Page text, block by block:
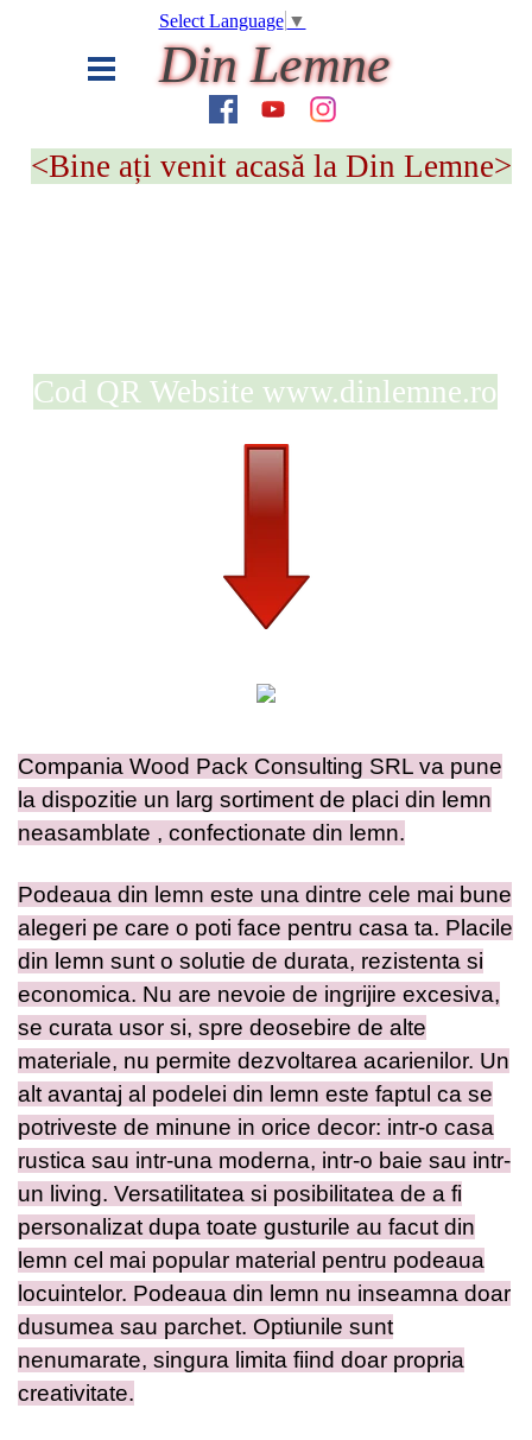
Din Lemne
Select Language ▼
<Bine ați venit acasă la Din Lemne>
Cod QR Website www.dinlemne.ro
Compania Wood Pack Consulting SRL va pune
la dispozitie un larg sortiment de placi din lemn
neasamblate , confectionate din lemn.
Podeaua din lemn este una dintre cele mai bune
alegeri pe care o poti face pentru casa ta. Placile
din lemn sunt o solutie de durata, rezistenta si
economica. Nu are nevoie de ingrijire excesiva,
se curata usor si, spre deosebire de alte
materiale, nu permite dezvoltarea acarienilor. Un
alt avantaj al podelei din lemn este faptul ca se
potriveste de minune in orice decor: intr-o casa
rustica sau intr-una moderna, intr-o baie sau intr-
un living. Versatilitatea si posibilitatea de a fi
personalizat dupa toate gusturile au facut din
lemn cel mai popular material pentru podeaua
locuintelor. Podeaua din lemn nu inseamna doar
dusumea sau parchet. Optiunile sunt
nenumarate, singura limita fiind doar propria
creativitate.